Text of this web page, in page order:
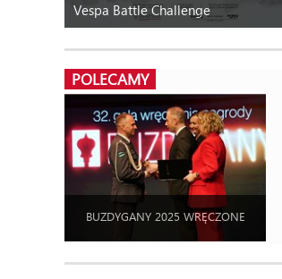
Vespa Battle Challenge
POLECAMY
BUZDYGANY 2025 WRĘCZONE